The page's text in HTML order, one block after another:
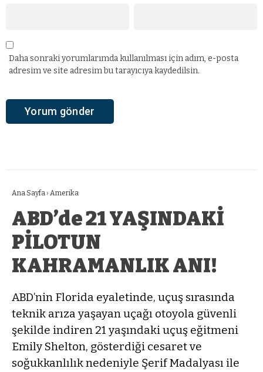
Daha sonraki yorumlarımda kullanılması için adım, e-posta
adresim ve site adresim bu tarayıcıya kaydedilsin.
Ana Sayfa › Amerika
ABD’de 21 YAŞINDAKİ
PİLOTUN
KAHRAMANLIK ANI!
ABD’nin Florida eyaletinde, uçuş sırasında
teknik arıza yaşayan uçağı otoyola güvenli
şekilde indiren 21 yaşındaki uçuş eğitmeni
Emily Shelton, gösterdiği cesaret ve
soğukkanlılık nedeniyle Şerif Madalyası ile